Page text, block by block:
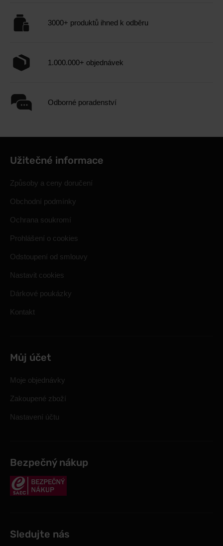
3000+ produktů ihned k odběru
1.000.000+ objednávek
Odborné poradenství
Užitečné informace
Způsoby a ceny doručení
Obchodní podmínky
Ochrana soukromí
Prohlášení o cookies
Odstoupení od smlouvy
Nastavit cookies
Dárkové poukázky
Kontakt
Můj účet
Moje objednávky
Zakoupené zboží
Nastavení účtu
Bezpečný nákup
Sledujte nás